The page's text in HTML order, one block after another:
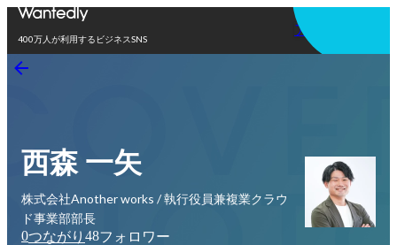
400万人が利用するビジネスSNS
アプリを使う
西森 一矢
株式会社Another works / 執行役員兼複業クラウ
ド事業部部長
0つながり 48フォロワー